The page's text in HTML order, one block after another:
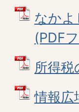
なか
(PDF
所得税
情報広